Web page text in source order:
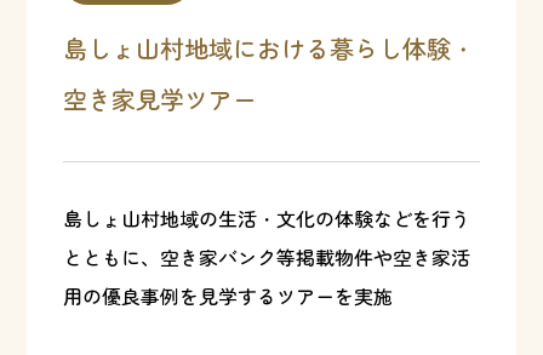
島しょ山村地域における暮らし体験・
空き家見学ツアー
島しょ山村地域の生活・文化の体験などを行う
とともに、空き家バンク等掲載物件や空き家活
用の優良事例を見学するツアーを実施